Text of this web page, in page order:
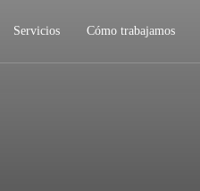
Servicios Cómo trabajamos